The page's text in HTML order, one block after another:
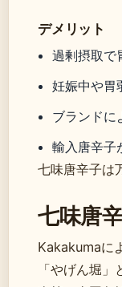
デメリット
過剰摂取で
妊娠中や胃
ブランドに
輸入唐辛子
七味唐辛子は
七味唐
Kakakumaに
「やげん堀